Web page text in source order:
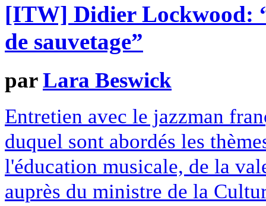
[ITW] Didier Lockwood:
de sauvetage”
parLara Beswick
Entretien avec le jazzman
duquel sont abordés les
l'éducation musicale, de la
auprès du ministre de la